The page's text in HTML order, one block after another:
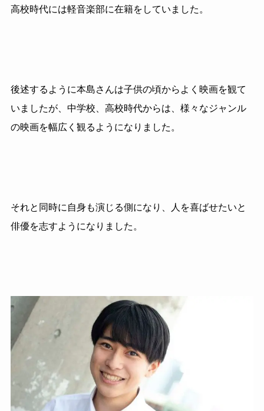
高校時代には軽音楽部に在籍をしていました。
後述するように本島さんは子供の頃からよく映画を観て
いましたが、中学校、高校時代からは、様々なジャンル
の映画を幅広く観るようになりました。
それと同時に自身も演じる側になり、人を喜ばせたいと
俳優を志すようになりました。